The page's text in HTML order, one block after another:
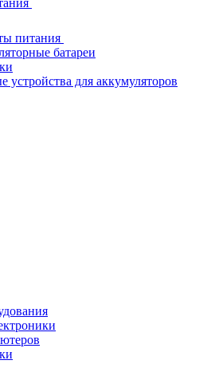
питания
батареи
устройства для аккумуляторов